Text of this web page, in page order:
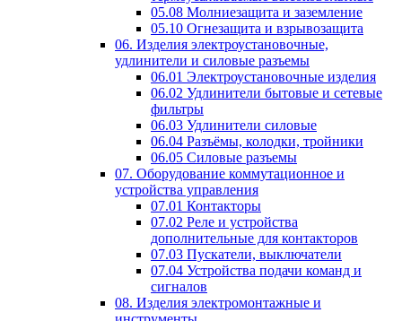
05.08 Молниезащита и заземление
05.10 Огнезащита и взрывозащита
06. Изделия электроустановочные,
удлинители и силовые разъемы
06.01 Электроустановочные изделия
06.02 Удлинители бытовые и сетевые
фильтры
06.03 Удлинители силовые
06.04 Разъёмы, колодки, тройники
06.05 Силовые разъемы
07. Оборудование коммутационное и
устройства управления
07.01 Контакторы
07.02 Реле и устройства
дополнительные для контакторов
07.03 Пускатели, выключатели
07.04 Устройства подачи команд и
сигналов
08. Изделия электромонтажные и